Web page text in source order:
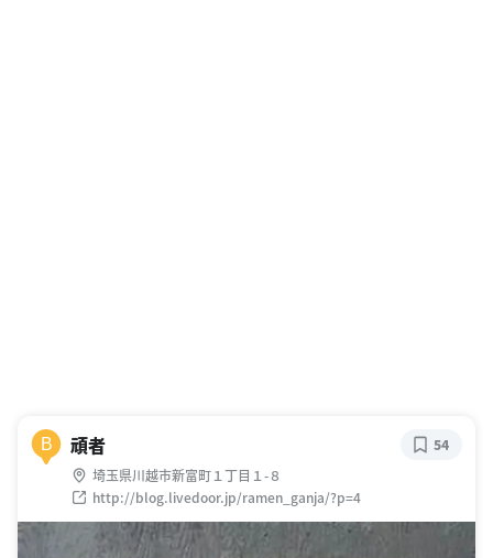
B 頑者
埼玉県川越市新富町１丁目１-８
http://blog.livedoor.jp/ramen_ganja/?p=4
54